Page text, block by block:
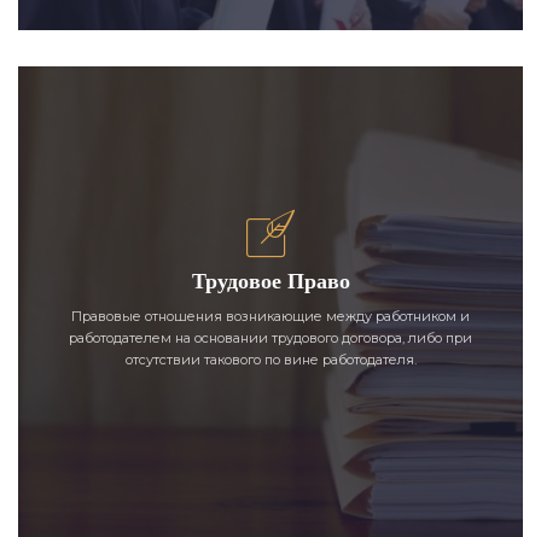
Трудовое Право
Правовые отношения возникающие между работником и
работодателем на основании трудового договора, либо при
отсутствии такового по вине работодателя.